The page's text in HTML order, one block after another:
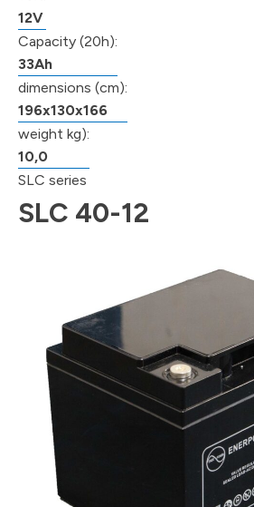
12V
Capacity (20h):
33Ah
dimensions (cm):
196x130x166
weight kg):
10,0
SLC series
SLC 40-12